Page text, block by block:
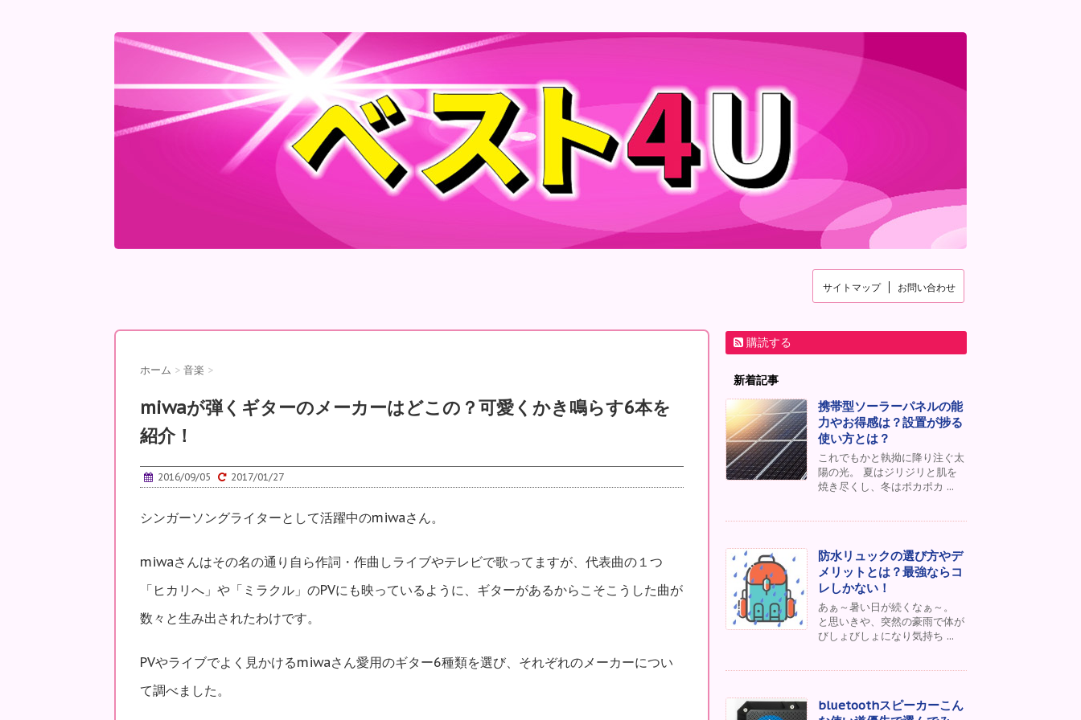
サイトマップ お問い合わせ
ホーム > 音楽 >
miwaが弾くギターのメーカーはどこの？可愛くかき鳴らす6本を
紹介！
2016/09/05 2017/01/27
シンガーソングライターとして活躍中のmiwaさん。
miwaさんはその名の通り自ら作詞・作曲しライブやテレビで歌ってますが、代表曲の１つ
「ヒカリへ」や「ミラクル」のPVにも映っているように、ギターがあるからこそこうした曲が
数々と生み出されたわけです。
PVやライブでよく見かけるmiwaさん愛用のギター6種類を選び、それぞれのメーカーについ
て調べました。
購読する
新着記事
携帯型ソーラーパネルの能
力やお得感は？設置が捗る
使い方とは？
これでもかと執拗に降り注ぐ太
陽の光。 夏はジリジリと肌を
焼き尽くし、冬はポカポカ ...
防水リュックの選び方やデ
メリットとは？最強ならコ
レしかない！
あぁ～暑い日が続くなぁ～。
と思いきや、突然の豪雨で体が
びしょびしょになり気持ち ...
bluetoothスピーカーこん